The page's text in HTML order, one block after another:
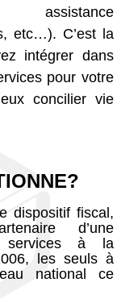
assistance
etc…). C’est la
intégrer dans
pour votre
concilier vie
dispositif fiscal,
d’une
services à la
les seuls à
national ce